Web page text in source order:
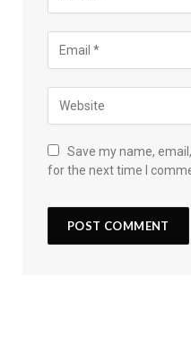
Save my name,
for the next time I